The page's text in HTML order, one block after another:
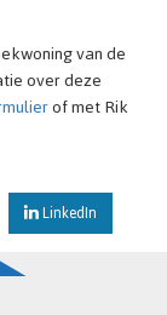
van de
over deze
of met Rik
LinkedIn